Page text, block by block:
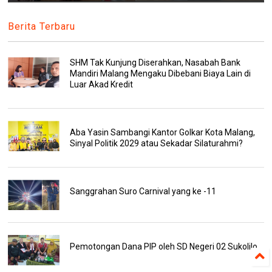
Berita Terbaru
SHM Tak Kunjung Diserahkan, Nasabah Bank
Mandiri Malang Mengaku Dibebani Biaya Lain di
Luar Akad Kredit
Aba Yasin Sambangi Kantor Golkar Kota Malang,
Sinyal Politik 2029 atau Sekadar Silaturahmi?
Sanggrahan Suro Carnival yang ke -11
Pemotongan Dana PIP oleh SD Negeri 02 Sukolilo